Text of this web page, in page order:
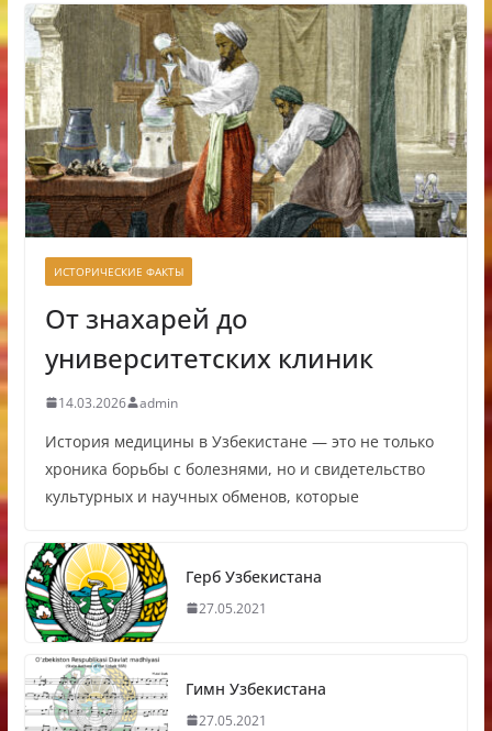
ИСТОРИЧЕСКИЕ ФАКТЫ
От знахарей до
университетских клиник
14.03.2026 admin
История медицины в Узбекистане — это не только
хроника борьбы с болезнями, но и свидетельство
культурных и научных обменов, которые
Герб Узбекистана
27.05.2021
Гимн Узбекистана
27.05.2021